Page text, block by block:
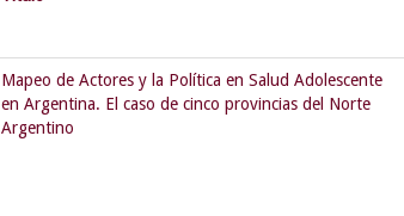
Mapeo de Actores y la Política en Salud Adolescente
en Argentina. El caso de cinco provincias del Norte
Argentino